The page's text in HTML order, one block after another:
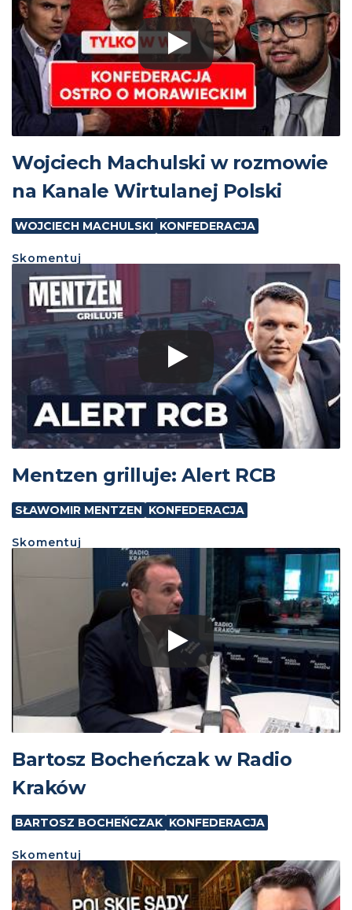
Wojciech Machulski w rozmowie
na Kanale Wirtulanej Polski
WOJCIECH MACHULSKI KONFEDERACJA
Skomentuj
Mentzen grilluje: Alert RCB
SŁAWOMIR MENTZEN KONFEDERACJA
Skomentuj
Bartosz Bocheńczak w Radio
Kraków
BARTOSZ BOCHEŃCZAK KONFEDERACJA
Skomentuj